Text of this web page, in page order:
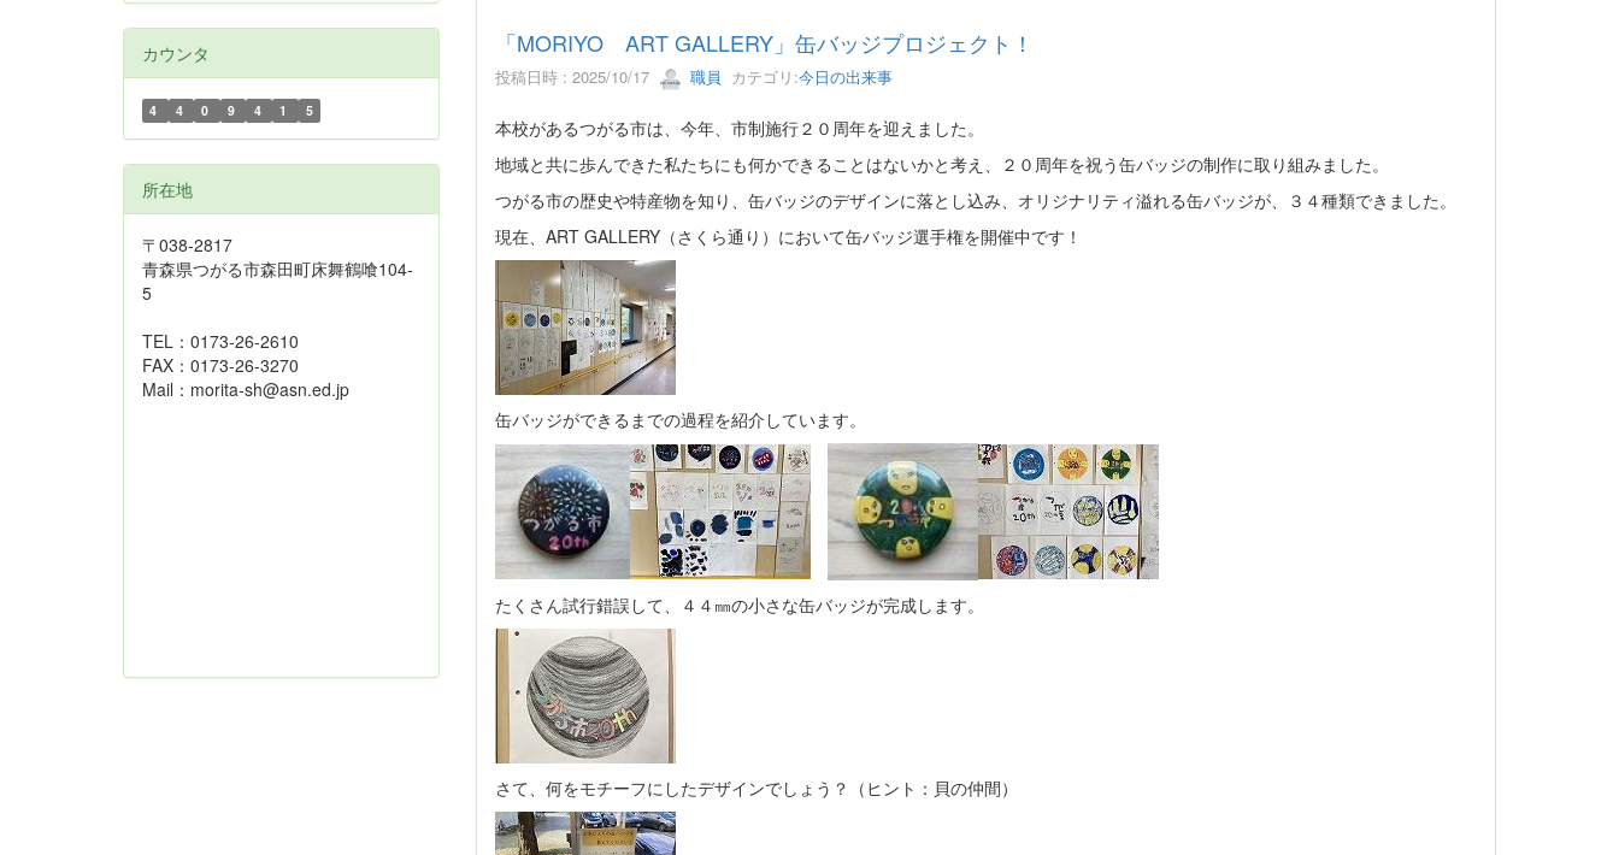
「MORIYO ART GALLERY」缶バッジプロジェクト！
投稿日時 : 2025/10/17 職員 カテゴリ:今日の出来事
本校があるつがる市は、今年、市制施行２０周年を迎えました。
地域と共に歩んできた私たちにも何かできることはないかと考え、２０周年を祝う缶バッジの制作に取り組みました。
つがる市の歴史や特産物を知り、缶バッジのデザインに落とし込み、オリジナリティ溢れる缶バッジが、３４種類できました。
現在、ART GALLERY（さくら通り）において缶バッジ選手権を開催中です！
缶バッジができるまでの過程を紹介しています。
たくさん試行錯誤して、４４㎜の小さな缶バッジが完成します。
さて、何をモチーフにしたデザインでしょう？（ヒント：貝の仲間）
カウンタ
4 4 0 9 4 1 5
所在地
〒038-2817
青森県つがる市森田町床舞鶴喰104-
5
TEL：0173-26-2610
FAX：0173-26-3270
Mail：morita-sh@asn.ed.jp